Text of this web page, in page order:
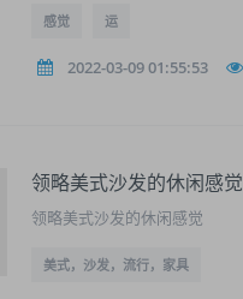
感觉 运
2022-03-09 01:55:53
领略美式沙发的休闲感觉
领略美式沙发的休闲感觉
美式，沙发，流行，家具